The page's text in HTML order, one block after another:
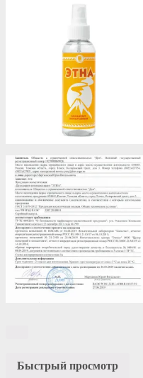
Быстрый просмотр